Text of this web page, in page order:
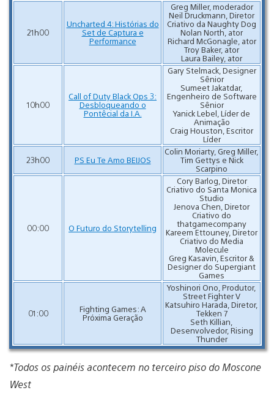
21h00
Uncharted 4: Histórias do
Set de Captura e
Performance
Greg Miller, moderador
Neil Druckmann, Diretor
Criativo da Naughty Dog
Nolan North, ator
Richard McGonagle, ator
Troy Baker, ator
Laura Bailey, ator
10h00
Call of Duty Black Ops 3:
Desbloqueando o
Pontêcial da I.A.
Gary Stelmack, Designer
Sênior
Sumeet Jakatdar,
Engenheiro de Software
Sênior
Yanick Lebel, Líder de
Animação
Craig Houston, Escritor
Líder
23h00
PS Eu Te Amo BEIJOS
Colin Moriarty, Greg Miller,
Tim Gettys e Nick
Scarpino
00:00 O Futuro do Storytelling
Cory Barlog, Diretor
Criativo do Santa Monica
Studio
Jenova Chen, Diretor
Criativo do
thatgamecompany
Kareem Ettouney, Diretor
Criativo do Media
Molecule
Greg Kasavin, Escritor &
Designer do Supergiant
Games
01:00
Fighting Games: A
Próxima Geração
Yoshinori Ono, Produtor,
Street Fighter V
Katsuhiro Harada, Diretor,
Tekken 7
Seth Killian,
Desenvolvedor, Rising
Thunder
*Todos os painéis acontecem no terceiro piso do Moscone
West